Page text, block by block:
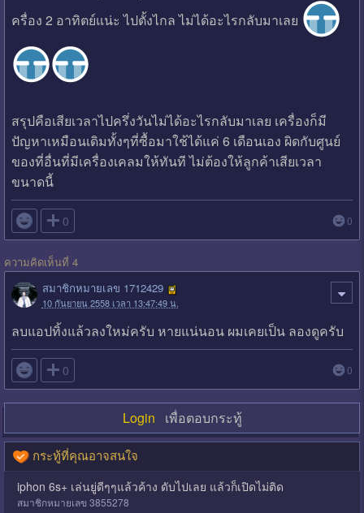
ครื่อง 2 อาทิตย์แน่ะ ไปตั้งไกล ไม่ได้อะไรกลับมาเลย
สรุปคือเสียเวลาไปครึ่งวันไม่ได้อะไรกลับมาเลย เครื่องก็มี
ปัญหาเหมือนเดิมทั้งๆที่ซื้อมาใช้ได้แค่ 6 เดือนเอง ผิดกับศูนย์
ของที่อื่นที่มีเครื่องเคลมให้ทันที ไม่ต้องให้ลูกค้าเสียเวลา
ขนาดนี้
 0 0
ความคิดเห็นที่ 4
สมาชิกหมายเลข 1712429
10 กันยายน 2558 เวลา 13:47:49 น.
ลบแอปทิ้งแล้วลงใหม่ครับ หายแน่นอน ผมเคยเป็น ลองดูครับ
 0 0
Login เพื่อตอบกระทู้
กระทู้ที่คุณอาจสนใจ
iphon 6s+ เล่นยู่ดีๆๆแล้วค้าง ดับไปเลย แล้วก็เปิดไม่ติด
สมาชิกหมายเลข 3855278